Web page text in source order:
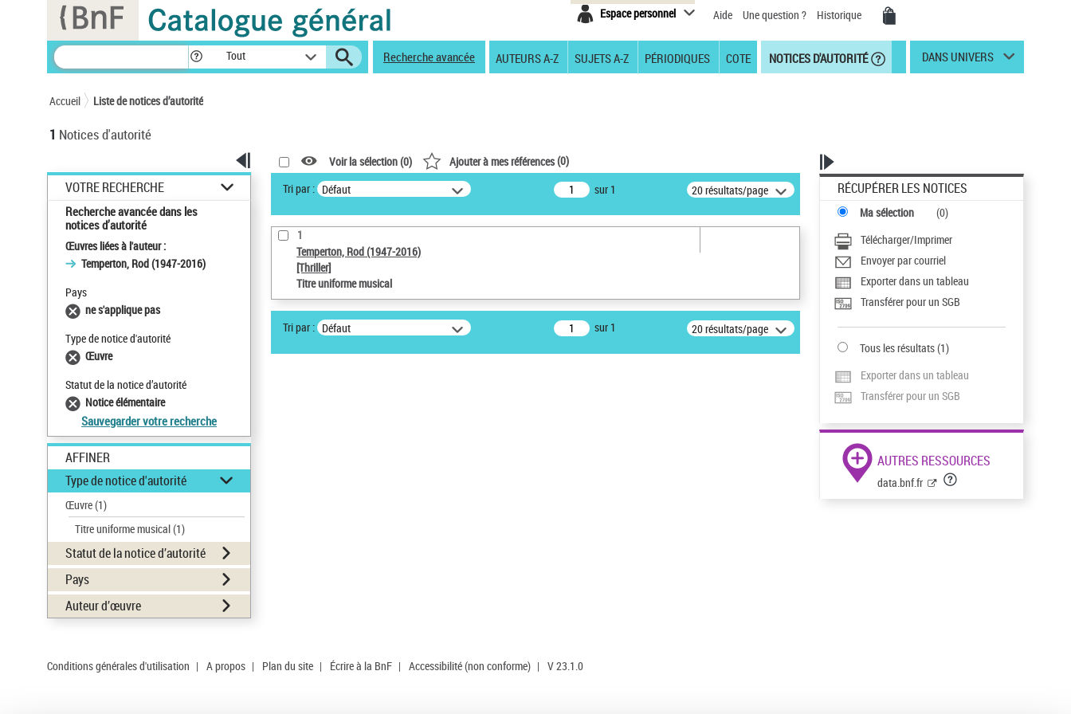
Espace personnel Aide Une question ? Historique
Tout Recherche avancée AUTEURS A-Z SUJETS A-Z PÉRIODIQUES COTE NOTICES D'AUTORITÉ DANS UNIVERS
Accueil Liste de notices d’autorité
1 Notices d'autorité
VOTRE RECHERCHE
Recherche avancée dans les
notices d’autorité
Œuvres liées à l'auteur :
Temperton, Rod (1947-2016)
Pays
ne s'applique pas
Type de notice d'autorité
Œuvre
Statut de la notice d’autorité
Notice élémentaire
Sauvegarder votre recherche
AFFINER
Type de notice d'autorité
Œuvre(1)
Titre uniforme musical(1)
Statut de la notice d’autorité
Pays
Auteur d’œuvre
Voir la sélection (0) Ajouter à mes références(0)
Tri par : Défaut sur 1 20 résultats/page
1
Temperton, Rod (1947-2016)
[Thriller]
Titre uniforme musical
Tri par : Défaut sur 1 20 résultats/page
RÉCUPÉRER LES NOTICES
Ma sélection (0)
Télécharger/Imprimer
Envoyer par courriel
Exporter dans un tableau
Transférer pour un SGB
Tous les résultats(1)
Exporter dans un tableau
Transférer pour un SGB
AUTRES RESSOURCES
data.bnf.fr
Conditions générales d'utilisation | A propos | Plan du site | Écrire à la BnF | Accessibilité (non conforme) | V 23.1.0
Panneau de gestion des cookies